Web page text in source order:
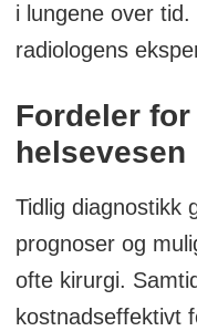
i lungene over
radiologens
Fordeler
helsevesen
Tidlig diagnostikk
prognoser og
ofte kirurgi.
kostnadseffektivt